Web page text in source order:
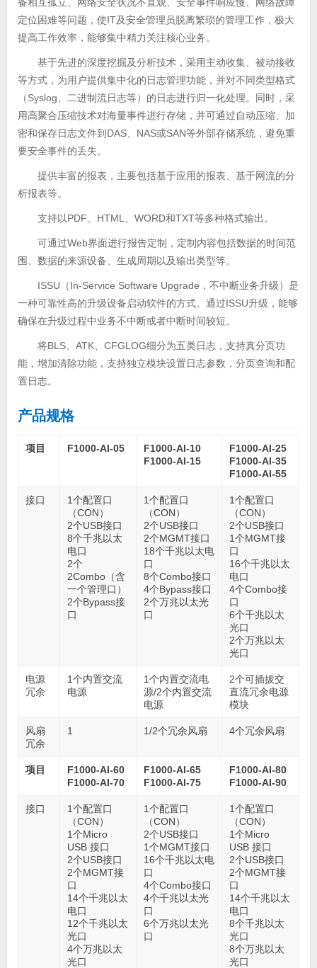
定位困难等问题，使IT及安全管理员脱离繁琐的管理工作，极大
提高工作效率，能够集中精力关注核心业务。
基于先进的深度挖掘及分析技术，采用主动收集、被动接收
等方式，为用户提供集中化的日志管理功能，并对不同类型格式
（Syslog、二进制流日志等）的日志进行归一化处理。同时，采
用高聚合压缩技术对海量事件进行存储，并可通过自动压缩、加
密和保存日志文件到DAS、NAS或SAN等外部存储系统，避免重
要安全事件的丢失。
提供丰富的报表，主要包括基于应用的报表、基于网流的分
析报表等。
支持以PDF、HTML、WORD和TXT等多种格式输出。
可通过Web界面进行报告定制，定制内容包括数据的时间范
围、数据的来源设备、生成周期以及输出类型等。
ISSU（In-Service Software Upgrade，不中断业务升级）是
一种可靠性高的升级设备启动软件的方式。通过ISSU升级，能够
确保在升级过程中业务不中断或者中断时间较短。
将BLS、ATK、CFGLOG细分为五类日志，支持真分页功
能，增加清除功能，支持独立模块设置日志参数，分页查询和配
置日志。
产品规格
项目 F1000-AI-05
F1000-AI-10
F1000-AI-15
F1000-AI-25
F1000-AI-35
F1000-AI-55
接口
1个配置口
（CON）
2个USB接口
8个千兆以太
电口
2个
2Combo（含
一个管理口）
2个Bypass接
口
1个配置口
（CON）
2个USB接口
2个MGMT接口
18个千兆以太电
口
8个Combo接口
4个Bypass接口
2个万兆以太光
口
1个配置口
（CON）
2个USB接口
1个MGMT接
口
16个千兆以太
电口
4个Combo接
口
6个千兆以太
光口
2个万兆以太
光口
电源
冗余
1个内置交流
电源
1个内置交流电
源/2个内置交流
电源
2个可插拔交
直流冗余电源
模块
风扇
冗余
1 1/2个冗余风扇 4个冗余风扇
项目
F1000-AI-60
F1000-AI-70
F1000-AI-65
F1000-AI-75
F1000-AI-80
F1000-AI-90
接口
1个配置口
（CON）
1个Micro
USB 接口
2个USB接口
2个MGMT接
口
14个千兆以太
电口
12个千兆以太
光口
4个万兆以太
光口
1个配置口
（CON）
2个USB接口
1个MGMT接口
16个千兆以太电
口
4个Combo接口
4个千兆以太光
口
6个万兆以太光
口
1个配置口
（CON）
1个Micro
USB 接口
2个USB接口
2个MGMT接
口
14个千兆以太
电口
8个千兆以太
光口
8个万兆以太
光口